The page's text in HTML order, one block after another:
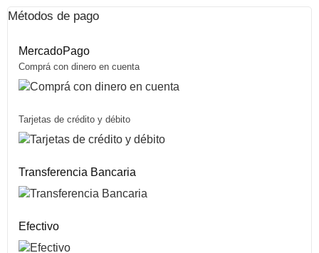
Métodos de pago
MercadoPago
Comprá con dinero en cuenta
Tarjetas de crédito y débito
Transferencia Bancaria
Efectivo